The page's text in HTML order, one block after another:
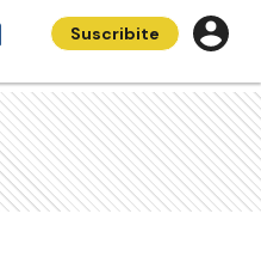
Suscribite